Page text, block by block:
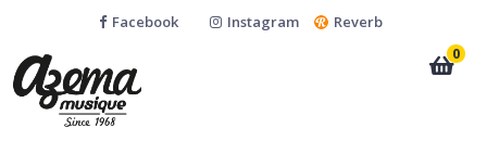
Facebook Instagram
Reverb
0